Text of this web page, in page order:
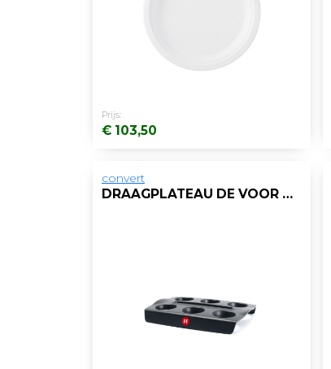
Prijs:
€ 103,50
convert
DRAAGPLATEAU DE VOOR 6 BEKERS D GS/BX2